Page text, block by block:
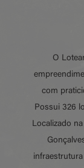
O
com
Possui 326
Localizado